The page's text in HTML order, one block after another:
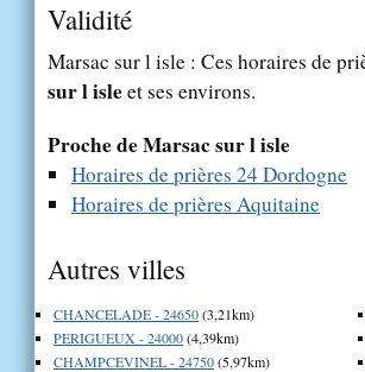
Validité
Marsac sur l isle : Ces horaires de
sur l isleet ses environs.
Proche de Marsac sur l isle
Horaires de prières 24 Dordogne
Horaires de prières Aquitaine
Autres villes
CHANCELADE - 24650(3,21km)
PERIGUEUX - 24000(4,39km)
CHAMPCEVINEL - 24750(5,97km)